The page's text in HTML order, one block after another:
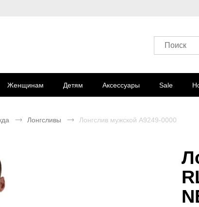
Поиск
Женщинам Детям Аксессуары Sale
Лонгсливы Лонгслив мужской A9249-0000